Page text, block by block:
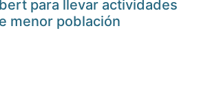
para llevar actividades
menor población